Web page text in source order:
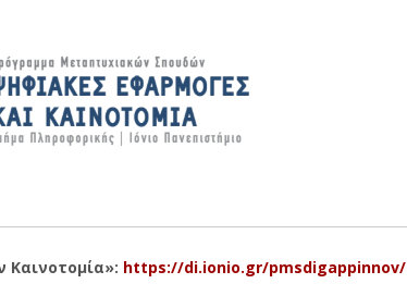
Καινοτομία»: https://di.ionio.gr/pmsdigappinnov/